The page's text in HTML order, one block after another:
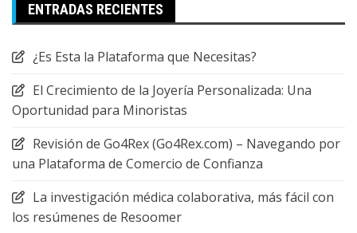
ENTRADAS RECIENTES
¿Es Esta la Plataforma que Necesitas?
El Crecimiento de la Joyería Personalizada: Una
Oportunidad para Minoristas
Revisión de Go4Rex (Go4Rex.com) – Navegando por
una Plataforma de Comercio de Confianza
La investigación médica colaborativa, más fácil con
los resúmenes de Resoomer